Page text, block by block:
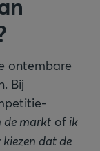
ontembare
Bij
de markt of ik
dat de